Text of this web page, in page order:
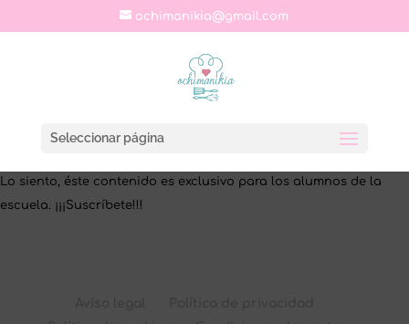
ochimanikia@gmail.com
Seleccionar página
Lo siento, éste contenido es exclusivo para los alumnos de la
escuela. ¡¡¡Suscríbete!!!